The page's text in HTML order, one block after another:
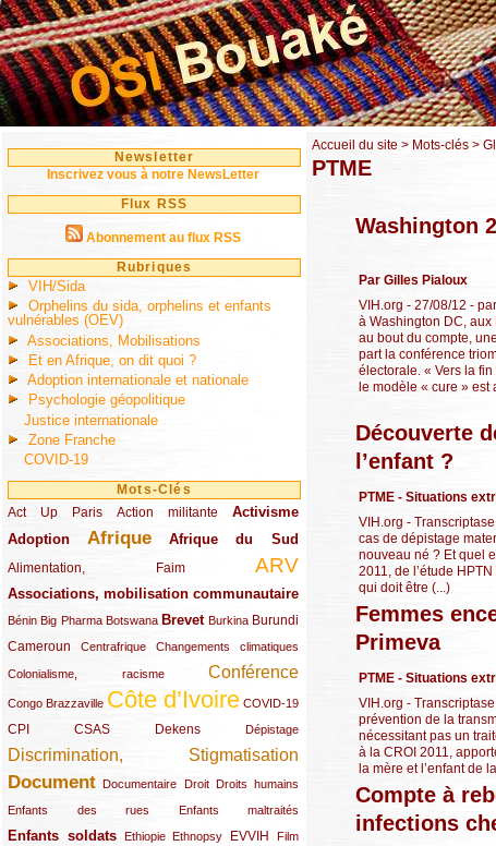
Newsletter
Inscrivez vous à notre NewsLetter
Flux RSS
Abonnement au flux RSS
Rubriques
VIH/Sida
Orphelins du sida, orphelins et enfants
vulnérables (OEV)
Associations, Mobilisations
Et en Afrique, on dit quoi ?
Adoption internationale et nationale
Psychologie géopolitique
Justice internationale
Zone Franche
COVID-19
Mots-Clés
Act Up Paris
(49/289) Action militante
(32/289) Activisme
(73/289)
Adoption
(82/289) Afrique
(161/289) Afrique du Sud
(73/289)
Alimentation, Faim
(48/289) ARV
(203/289)
Associations, mobilisation communautaire
(65/289)
Bénin
(13/289)Big Pharma
(16/289) Botswana
(9/289) Brevet
(83/289) Burkina
(18/289) Burundi
(30/289)
Cameroun
(47/289) Centrafrique
(23/289) Changements climatiques
(10/289)
Colonialisme, racisme
(19/289) Conférence
(118/289)
Congo Brazzaville
(24/289) Côte d’Ivoire
(263/289) COVID-19
(13/289)
CPI
(48/289) CSAS
(32/289) Dekens
(29/289) Dépistage
(19/289)
Discrimination, Stigmatisation
(131/289)
Document
(145/289) Documentaire
(9/289) Droit
(20/289) Droits humains
(22/289)
Enfants des rues
(21/289) Enfants maltraités
(10/289)
Enfants soldats
(68/289) Ethiopie
(12/289) Ethnopsy
(15/289) EVVIH
(55/289) Film
(22/289)
Accueil du site > Mots-clés >
PTME
Washington
Par Gilles Pialoux
VIH.org - 27/08/12 -
à Washington DC,
au bout du compte,
part la conférence
électorale. « Vers la
le modèle « cure » est
Découverte
l’enfant ?
PTME - Situations
VIH.org -
cas de dépistage
nouveau né ? Et quel
2011, de l’étude
qui doit être (...)
Femmes
Primeva
PTME - Situations
VIH.org -
prévention de la
nécessitant pas un
à la CROI 2011,
la mère et l’enfant de
Compte à
infections